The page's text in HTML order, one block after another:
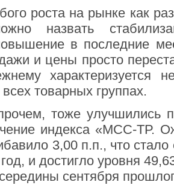
роста на рынке как
назвать
в последние
и цены просто
характеризуется
товарных группах.
тоже улучшились
индекса «МСС-ТР.
3,00 п.п., что
и достигло уровня
сентября